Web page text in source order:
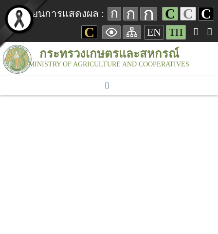
เปลี่ยนการแสดงผล : ก ก ก C C C
C
EN TH
กระทรวงเกษตรและสหกรณ์
MINISTRY OF AGRICULTURE AND COOPERATIVES